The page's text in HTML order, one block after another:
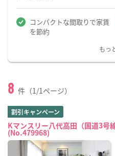
コンパクトな間取りで家賃
を節約
もっ
8 件（1/1ページ）
割引キャンペーン
Kマンスリー八代高田（国道3号
(No.479968)